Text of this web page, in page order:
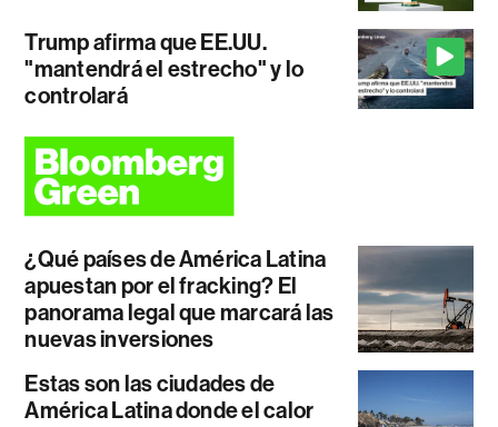
Trump afirma que EE.UU.
"mantendrá el estrecho" y lo
controlará
¿Qué países de América Latina
apuestan por el fracking? El
panorama legal que marcará las
nuevas inversiones
Estas son las ciudades de
América Latina donde el calor